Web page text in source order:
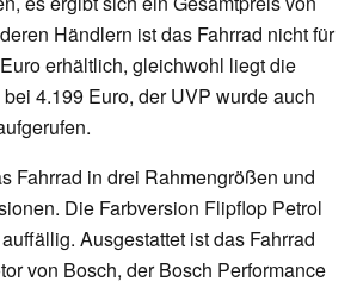
Händlern ist das Fahrrad nicht für
erhältlich, gleichwohl liegt die
4.199 Euro, der UVP wurde auch
Fahrrad in drei Rahmengrößen und
Die Farbversion Flipflop Petrol
Ausgestattet ist das Fahrrad
von Bosch, der Bosch Performance